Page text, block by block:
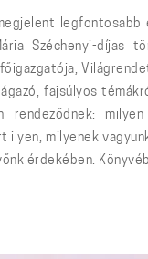
legfontosabb
Széchenyi-díjas
főigazgatója,
fajsúlyos
rendeződnek:
ilyen, milyenek
érdekében.